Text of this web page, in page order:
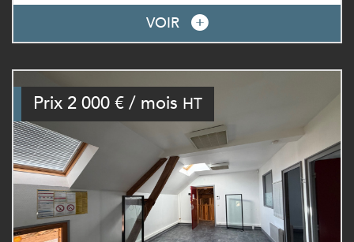
VOIR
Prix 2 000 € / mois HT